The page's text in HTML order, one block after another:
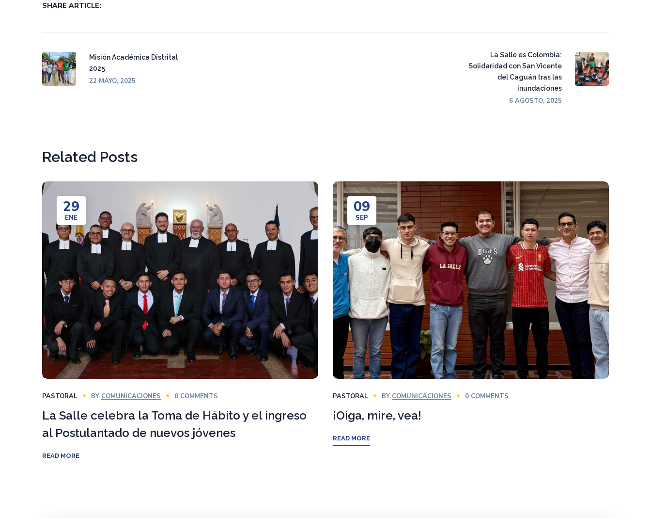
SHARE ARTICLE:
Misión Académica Distrital
2025
22 MAYO, 2025
La Salle es Colombia:
Solidaridad con San Vicente
del Caguán tras las
inundaciones
6 AGOSTO, 2025
Related Posts
29
ENE
PASTORAL BY COMUNICACIONES 0 COMMENTS
La Salle celebra la Toma de Hábito y el ingreso
al Postulantado de nuevos jóvenes
READ MORE
09
SEP
PASTORAL BY COMUNICACIONES 0 COMMENTS
¡Oiga, mire, vea!
READ MORE